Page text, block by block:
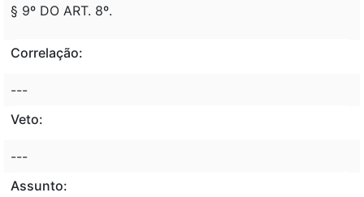
§ 9º DO ART. 8º.
Correlação:
---
Veto:
---
Assunto: